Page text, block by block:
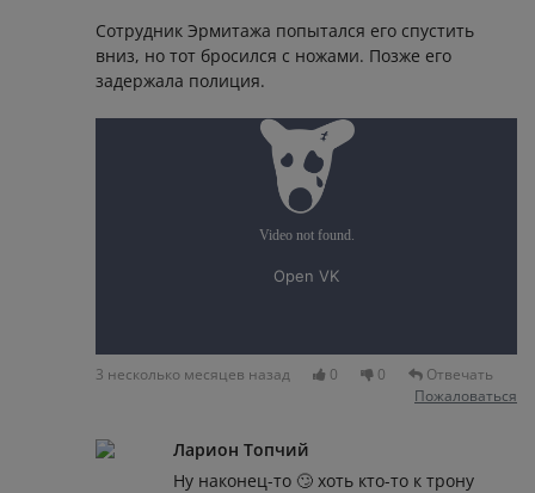
Сотрудник Эрмитажа попытался его спустить
вниз, но тот бросился с ножами. Позже его
задержала полиция.
3 несколько месяцев назад 0 0
Отвечать
Пожаловаться
Ларион Топчий
Ну наконец-то 🙄 хоть кто-то к трону